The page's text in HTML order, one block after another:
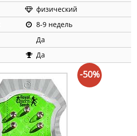
физический
8-9 недель
Да
Да
-50%